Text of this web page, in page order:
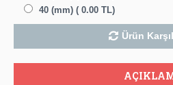
40 (mm) ( 0.00 TL)
Ürün